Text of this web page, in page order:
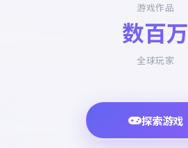
游戏作品
数百万
全球玩家
探索游戏